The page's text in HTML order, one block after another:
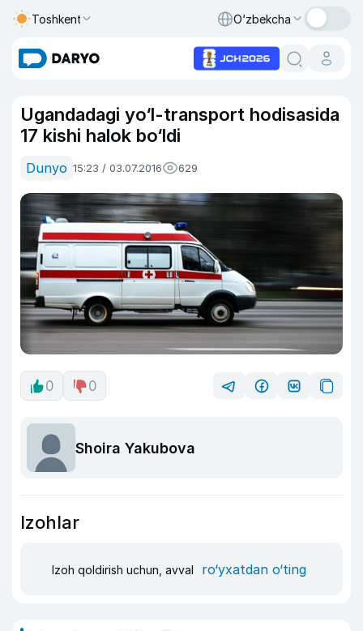
Toshkent O‘zbekcha
Ugandadagi yo‘l-transport hodisasida
17 kishi halok bo‘ldi
Dunyo 15:23 / 03.07.2016 629
0 0
Shoira Yakubova
Izohlar
Izoh qoldirish uchun, avval ro‘yxatdan o‘ting